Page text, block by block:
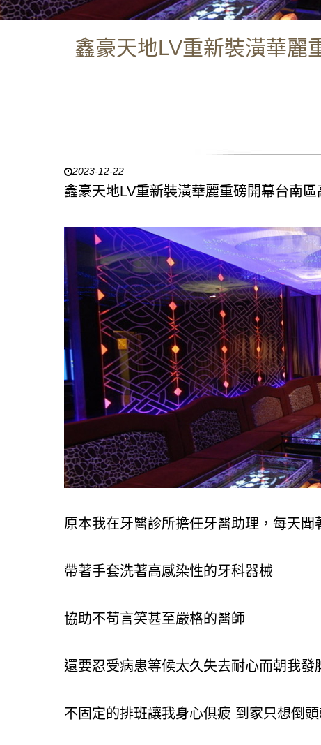
鑫豪天地LV重新裝潢華麗
2023-12-22
鑫豪天地LV重新裝潢華麗重磅開幕台南
原本我在牙醫診所擔任牙醫助理，每天聞
帶著手套洗著高感染性的牙科器械
協助不苟言笑甚至嚴格的醫師
還要忍受病患等候太久失去耐心而朝我發
不固定的排班讓我身心俱疲 到家只想倒